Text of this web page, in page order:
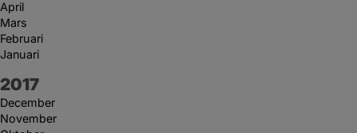
April
Mars
Februari
Januari
År:
2017
December
November